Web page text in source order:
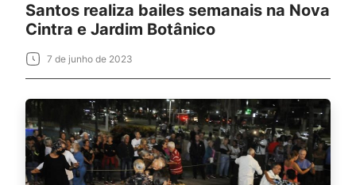
Santos realiza bailes semanais na Nova
Cintra e Jardim Botânico
7 de junho de 2023